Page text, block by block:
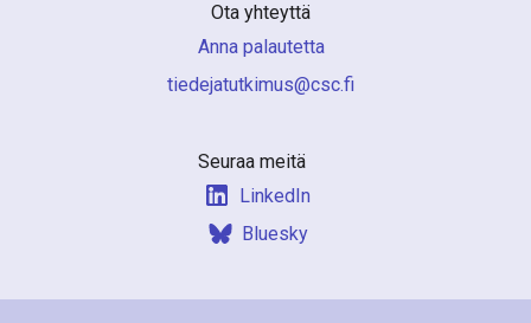
Ota yhteyttä
Anna palautetta
if.csc@sumiktutajedeit
Seuraa meitä
LinkedIn
Bluesky